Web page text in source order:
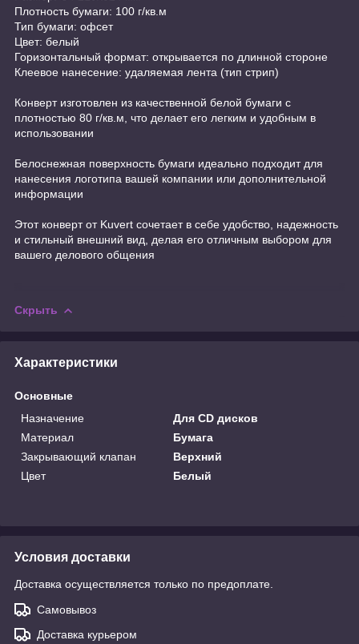
Плотность бумаги: 100 г/кв.м
Тип бумаги: офсет
Цвет: белый
Горизонтальный формат: открывается по длинной стороне
Клеевое нанесение: удаляемая лента (тип стрип)
Конверт изготовлен из качественной белой бумаги с
плотностью 80 г/кв.м, что делает его легким и удобным в
использовании
Белоснежная поверхность бумаги идеально подходит для
нанесения логотипа вашей компании или дополнительной
информации
Этот конверт от Kuvert сочетает в себе удобство, надежность
и стильный внешний вид, делая его отличным выбором для
вашего делового общения
Скрыть
Характеристики
Основные
Назначение
Для CD дисков
Материал
Бумага
Закрывающий клапан
Верхний
Цвет
Белый
Условия доставки
Доставка осуществляется только по предоплате.
Самовывоз
Доставка курьером